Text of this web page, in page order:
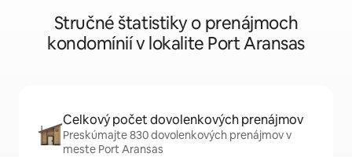
Stručné štatistiky o prenájmoch
kondomínií v lokalite Port Aransas
Celkový počet dovolenkových prenájmov
Preskúmajte 830 dovolenkových prenájmov v
meste Port Aransas